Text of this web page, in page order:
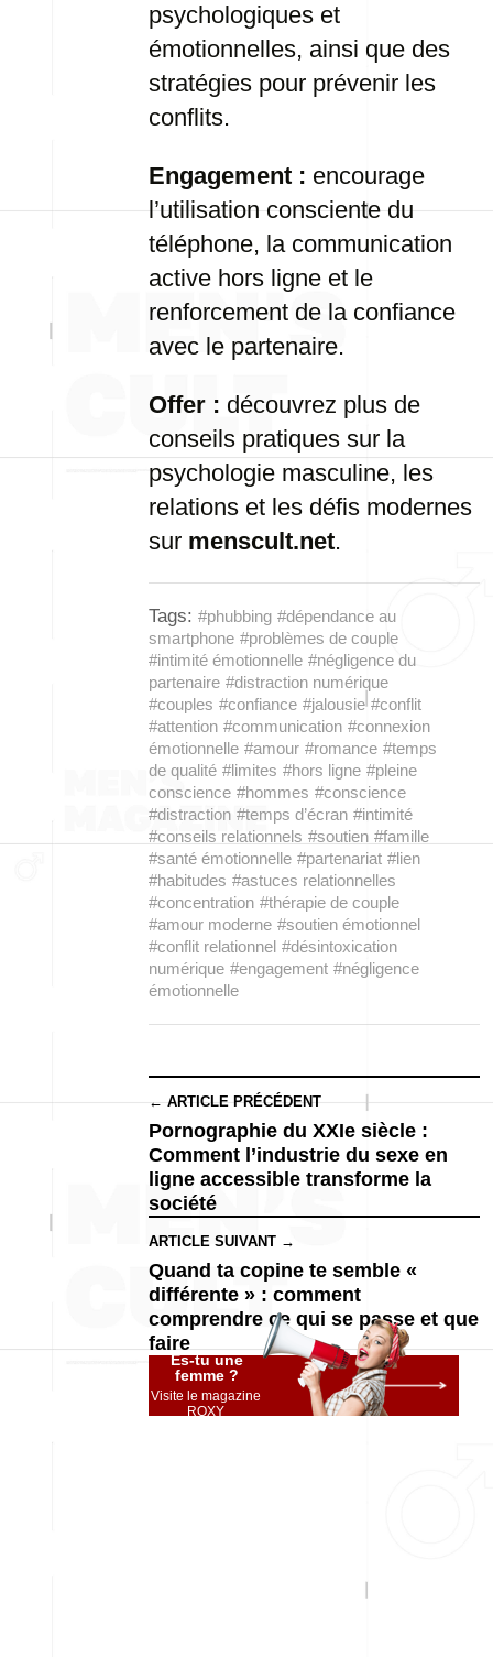
psychologiques et
émotionnelles, ainsi que des
stratégies pour prévenir les
conflits.
Engagement : encourage
l’utilisation consciente du
téléphone, la communication
active hors ligne et le
renforcement de la confiance
avec le partenaire.
Offer : découvrez plus de
conseils pratiques sur la
psychologie masculine, les
relations et les défis modernes
sur menscult.net.
Tags: #phubbing #dépendance au
smartphone #problèmes de couple
#intimité émotionnelle #négligence du
partenaire #distraction numérique
#couples #confiance #jalousie #conflit
#attention #communication #connexion
émotionnelle #amour #romance #temps
de qualité #limites #hors ligne #pleine
conscience #hommes #conscience
#distraction #temps d’écran #intimité
#conseils relationnels #soutien #famille
#santé émotionnelle #partenariat #lien
#habitudes #astuces relationnelles
#concentration #thérapie de couple
#amour moderne #soutien émotionnel
#conflit relationnel #désintoxication
numérique #engagement #négligence
émotionnelle
← ARTICLE PRÉCÉDENT
Pornographie du XXIe siècle :
Comment l’industrie du sexe en
ligne accessible transforme la
société
ARTICLE SUIVANT →
Quand ta copine te semble «
différente » : comment
comprendre ce qui se passe et que
faire
Es-tu une
femme ?
Visite le magazine
ROXY